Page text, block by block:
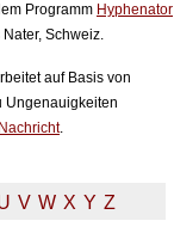
Programm Hyphenator
Schweiz.
auf Basis von
Ungenauigkeiten
Nachricht.
V W X Y Z